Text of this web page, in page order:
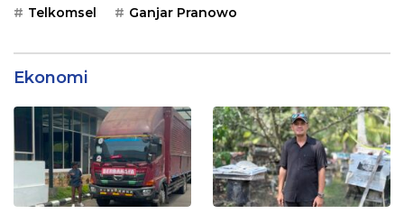
Telkomsel Ganjar Pranowo
Ekonomi